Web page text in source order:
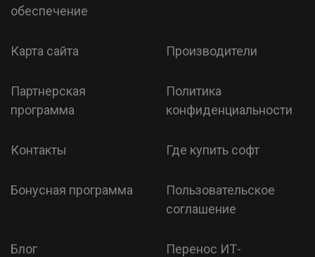
обеспечение
Карта сайта Производители
Партнерская
программа
Политика
конфиденциальности
Контакты Где купить софт
Бонусная программа
Пользовательское
соглашение
Блог
Перенос ИТ-